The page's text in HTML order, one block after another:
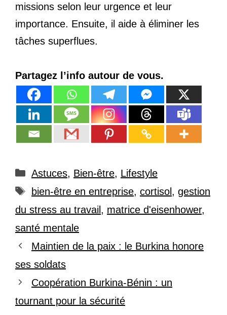
missions selon leur urgence et leur
importance. Ensuite, il aide à éliminer les
tâches superflues.
Partagez l’info autour de vous.
Catégories
Astuces, Bien-être, Lifestyle
Étiquettes
bien-être en entreprise, cortisol, gestion
du stress au travail, matrice d'eisenhower,
santé mentale
Maintien de la paix : le Burkina honore
ses soldats
Coopération Burkina-Bénin : un
tournant pour la sécurité